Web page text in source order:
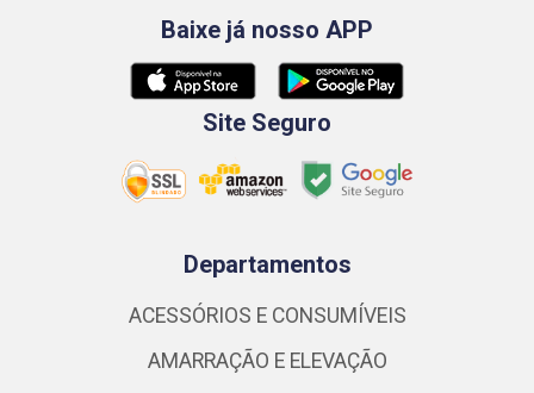
Baixe já nosso APP
Site Seguro
Departamentos
ACESSÓRIOS E CONSUMÍVEIS
AMARRAÇÃO E ELEVAÇÃO